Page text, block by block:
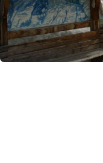
Copyright © 2010-
termini d'uso -